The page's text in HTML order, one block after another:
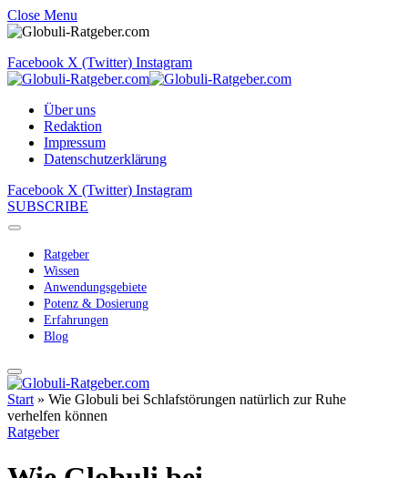
Close Menu
Facebook X (Twitter) Instagram
Über uns
Redaktion
Impressum
Datenschutzerklärung
Facebook X (Twitter) Instagram
SUBSCRIBE
Ratgeber
Wissen
Anwendungsgebiete
Potenz & Dosierung
Erfahrungen
Blog
Start » Wie Globuli bei Schlafstörungen natürlich zur Ruhe
verhelfen können
Ratgeber